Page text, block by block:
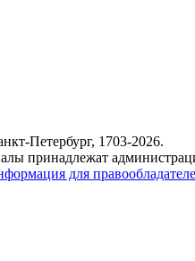
Петербург, 1703-2026.
принадлежат
для